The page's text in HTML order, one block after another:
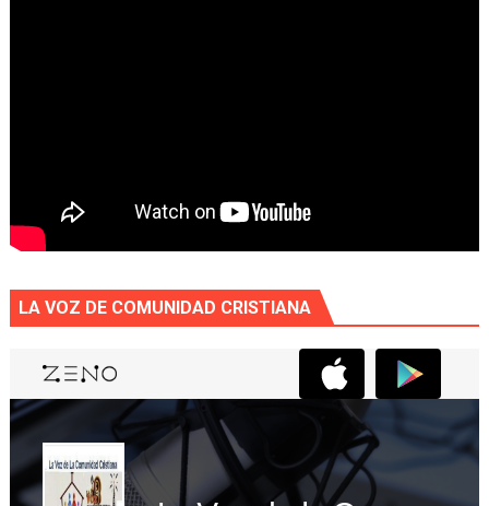
LA VOZ DE COMUNIDAD CRISTIANA